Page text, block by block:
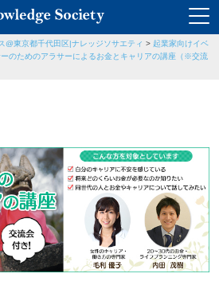
@東京都千代田区|ナレッジソサエティ > 起業家向けイベ
ーのためのアラサーによるお金とキャリアの講座（※交流